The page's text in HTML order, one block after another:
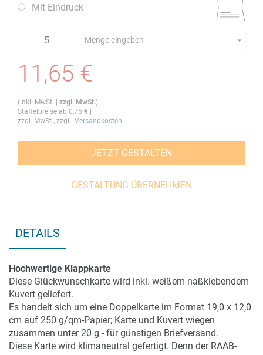
Mit Eindruck
Menge eingeben
11,65 €
(inkl. MwSt. | zzgl. MwSt.)
Staffelpreise ab 0,75 € |
zzgl. MwSt., zzgl. Versandkosten
JETZT GESTALTEN
GESTALTUNG ÜBERNEHMEN
DETAILS
Hochwertige Klappkarte
Diese Glückwunschkarte wird inkl. weißem naßklebendem
Kuvert geliefert.
Es handelt sich um eine Doppelkarte im Format 19,0 x 12,0
cm auf 250 g/qm-Papier; Karte und Kuvert wiegen
zusammen unter 20 g - für günstigen Briefversand.
Diese Karte wird klimaneutral gefertigt. Denn der RAAB-